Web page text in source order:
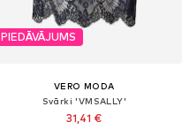
PIEDĀVĀJUMS
VERO MODA
Svārki 'VMSALLY'
31,41 €